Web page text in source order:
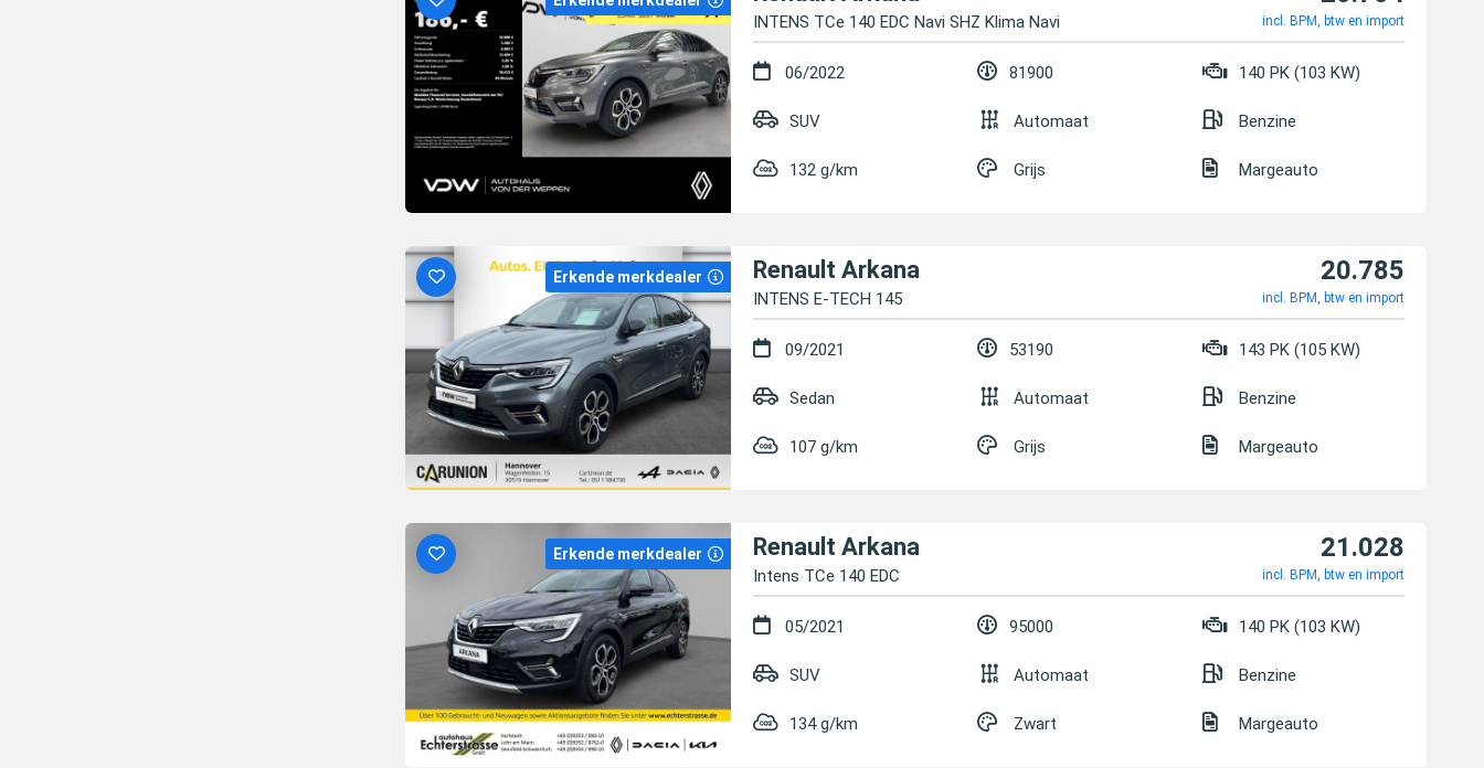
INTENS TCe 140 EDC Navi SHZ Klima Navi incl. BPM, btw en import
06/2022 81900 140 PK (103 KW)
SUV Automaat Benzine
132 g/km Grijs Margeauto
Erkende merkdealer Renault Arkana
INTENS E-TECH 145
20.785
incl. BPM, btw en import
09/2021 53190 143 PK (105 KW)
Sedan Automaat Benzine
107 g/km Grijs Margeauto
Erkende merkdealer Renault Arkana
Intens TCe 140 EDC
21.028
incl. BPM, btw en import
05/2021 95000 140 PK (103 KW)
SUV Automaat Benzine
134 g/km Zwart Margeauto